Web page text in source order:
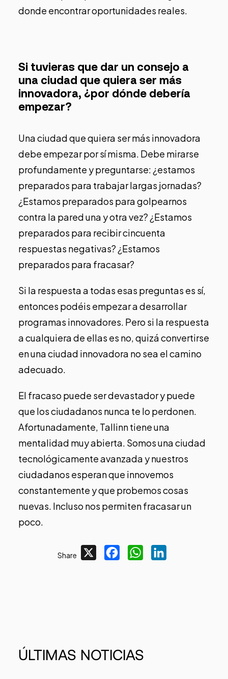
donde encontrar oportunidades reales.
Si tuvieras que dar un consejo a
una ciudad que quiera ser más
innovadora, ¿por dónde debería
empezar?
Una ciudad que quiera ser más innovadora
debe empezar por sí misma. Debe mirarse
profundamente y preguntarse: ¿estamos
preparados para trabajar largas jornadas?
¿Estamos preparados para golpearnos
contra la pared una y otra vez? ¿Estamos
preparados para recibir cincuenta
respuestas negativas? ¿Estamos
preparados para fracasar?
Si la respuesta a todas esas preguntas es sí,
entonces podéis empezar a desarrollar
programas innovadores. Pero si la respuesta
a cualquiera de ellas es no, quizá convertirse
en una ciudad innovadora no sea el camino
adecuado.
El fracaso puede ser devastador y puede
que los ciudadanos nunca te lo perdonen.
Afortunadamente, Tallinn tiene una
mentalidad muy abierta. Somos una ciudad
tecnológicamente avanzada y nuestros
ciudadanos esperan que innovemos
constantemente y que probemos cosas
nuevas. Incluso nos permiten fracasar un
poco.
Share FacebookWhatsApp
ÚLTIMAS NOTICIAS